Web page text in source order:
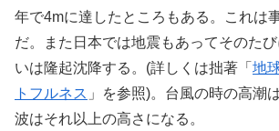
年で4mに達したところもある。これは
だ。また日本では地震もあってそのた
いは隆起沈降する。(詳しくは拙著「 地
トフルネス 」を参照)。台風の時の高潮
波はそれ以上の高さになる。